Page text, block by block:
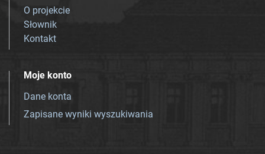
O projekcie
Słownik
Kontakt
Moje konto
Dane konta
Zapisane wyniki wyszukiwania